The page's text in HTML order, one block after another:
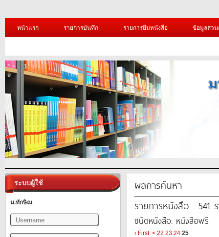
หน้าแรก รายการบันทึก รายการยืมหนังสือ ข้อมูลส่ว
ระบบผู้ใช้
ม.ทักษิณ
ผลการค้นหา
รายการหนังสือ : 541
ชนิดหนังสือ: หนังสือฟรี
‹ First < 22 23 24 25